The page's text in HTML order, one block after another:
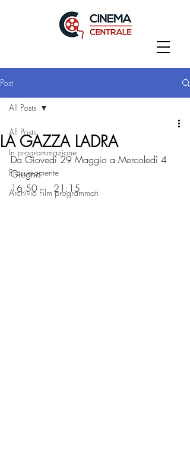
Post
All Posts
In programmazione
Prossimamente
Archivio Film programmati
All Posts
LA GAZZA LADRA
Da Giovedì 29 Maggio a Mercoledì 4
Giugno
16:50  -   21:15